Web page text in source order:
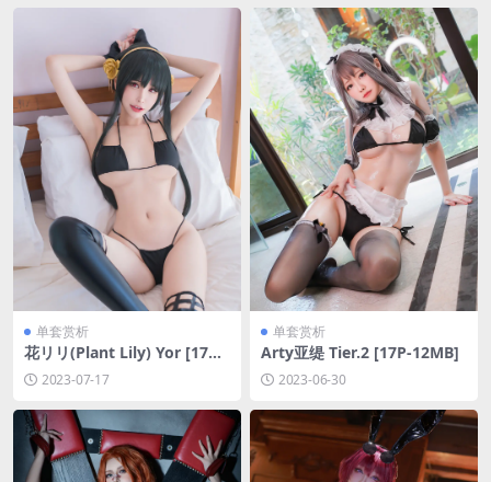
单套赏析
花リリ(Plant Lily) Yor [17P-
29MB]
2023-07-17
单套赏析
Arty亚缇 Tier.2 [17P-12MB]
2023-06-30